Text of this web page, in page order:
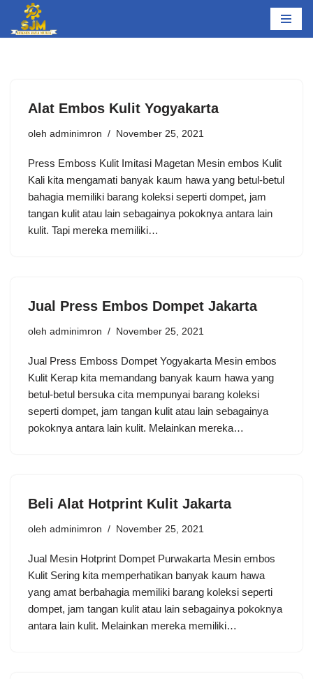
Lompat
Alat Embos Kulit Yogyakarta
oleh adminimron November 25, 2021
Press Emboss Kulit Imitasi Magetan Mesin embos Kulit
Kali kita mengamati banyak kaum hawa yang betul-betul
bahagia memiliki barang koleksi seperti dompet, jam
tangan kulit atau lain sebagainya pokoknya antara lain
kulit. Tapi mereka memiliki…
Jual Press Embos Dompet Jakarta
oleh adminimron November 25, 2021
Jual Press Emboss Dompet Yogyakarta Mesin embos
Kulit Kerap kita memandang banyak kaum hawa yang
betul-betul bersuka cita mempunyai barang koleksi
seperti dompet, jam tangan kulit atau lain sebagainya
pokoknya antara lain kulit. Melainkan mereka…
Beli Alat Hotprint Kulit Jakarta
oleh adminimron November 25, 2021
Jual Mesin Hotprint Dompet Purwakarta Mesin embos
Kulit Sering kita memperhatikan banyak kaum hawa
yang amat berbahagia memiliki barang koleksi seperti
dompet, jam tangan kulit atau lain sebagainya pokoknya
antara lain kulit. Melainkan mereka memiliki…